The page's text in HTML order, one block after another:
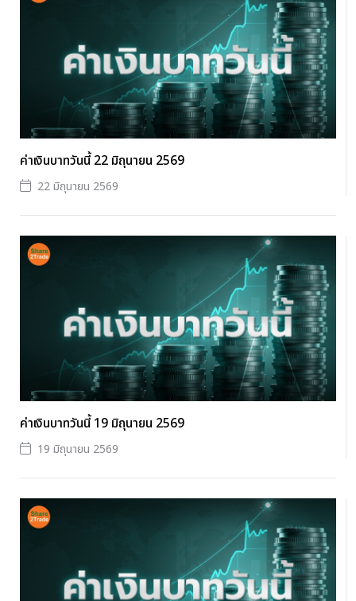
ค่าเงินบาทวันนี้ 22 มิถุนายน 2569
22 มิถุนายน 2569
ค่าเงินบาทวันนี้ 19 มิถุนายน 2569
19 มิถุนายน 2569